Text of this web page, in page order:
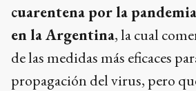
cuarentena por la
en la Argentina, la cual
de las medidas más eficaces
propagación del virus, pero